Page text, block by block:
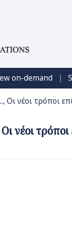
on-demand |
νέοι τρόποι
νέοι